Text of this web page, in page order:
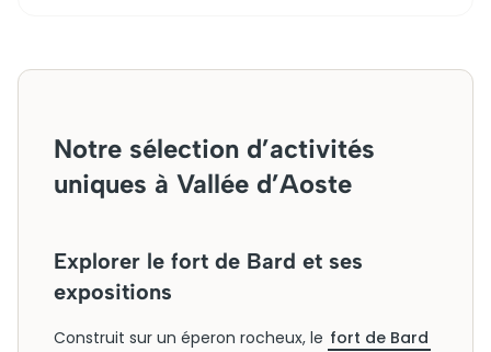
Notre sélection d’activités
uniques à Vallée d’Aoste
Explorer le fort de Bard et ses
expositions
Construit sur un éperon rocheux, le fort de Bard